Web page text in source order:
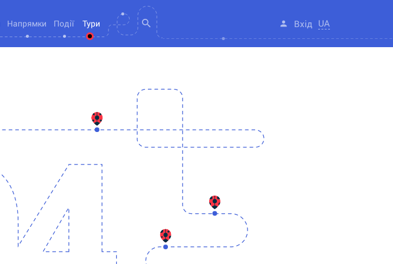
Напрямки Події Тури Вхід UA